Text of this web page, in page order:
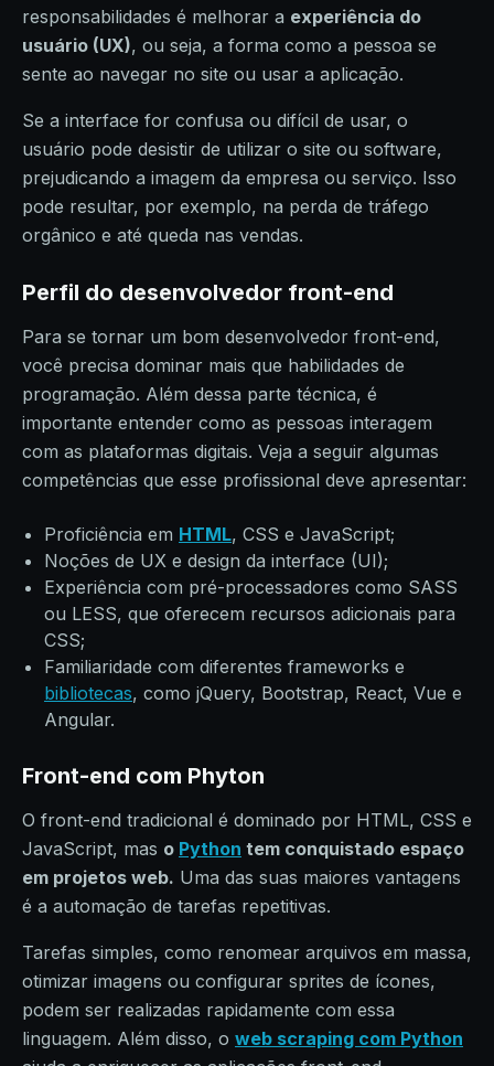
responsabilidades é melhorar a experiência do
usuário (UX), ou seja, a forma como a pessoa se
sente ao navegar no site ou usar a aplicação.
Se a interface for confusa ou difícil de usar, o
usuário pode desistir de utilizar o site ou software,
prejudicando a imagem da empresa ou serviço. Isso
pode resultar, por exemplo, na perda de tráfego
orgânico e até queda nas vendas.
Perfil do desenvolvedor front-end
Para se tornar um bom desenvolvedor front-end,
você precisa dominar mais que habilidades de
programação. Além dessa parte técnica, é
importante entender como as pessoas interagem
com as plataformas digitais. Veja a seguir algumas
competências que esse profissional deve apresentar:
Proficiência em HTML, CSS e JavaScript;
Noções de UX e design da interface (UI);
Experiência com pré-processadores como SASS
ou LESS, que oferecem recursos adicionais para
CSS;
Familiaridade com diferentes frameworks e
bibliotecas, como jQuery, Bootstrap, React, Vue e
Angular.
Front-end com Phyton
O front-end tradicional é dominado por HTML, CSS e
JavaScript, mas o Python tem conquistado espaço
em projetos web. Uma das suas maiores vantagens
é a automação de tarefas repetitivas.
Tarefas simples, como renomear arquivos em massa,
otimizar imagens ou configurar sprites de ícones,
podem ser realizadas rapidamente com essa
linguagem. Além disso, o web scraping com Python